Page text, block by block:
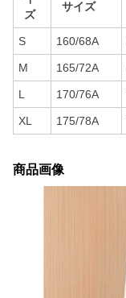
ズ
サイズ
S 160/68A
M 165/72A
L 170/76A
XL 175/78A
商品画像